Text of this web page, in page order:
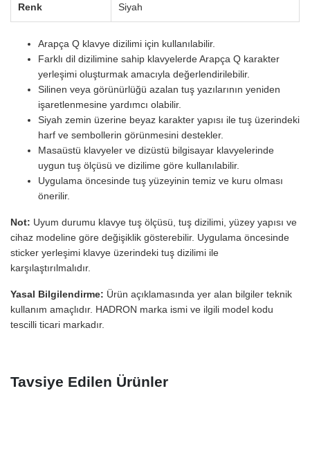
Renk Siyah
Arapça Q klavye dizilimi için kullanılabilir.
Farklı dil dizilimine sahip klavyelerde Arapça Q karakter
yerleşimi oluşturmak amacıyla değerlendirilebilir.
Silinen veya görünürlüğü azalan tuş yazılarının yeniden
işaretlenmesine yardımcı olabilir.
Siyah zemin üzerine beyaz karakter yapısı ile tuş üzerindeki
harf ve sembollerin görünmesini destekler.
Masaüstü klavyeler ve dizüstü bilgisayar klavyelerinde
uygun tuş ölçüsü ve dizilime göre kullanılabilir.
Uygulama öncesinde tuş yüzeyinin temiz ve kuru olması
önerilir.
Not: Uyum durumu klavye tuş ölçüsü, tuş dizilimi, yüzey yapısı ve
cihaz modeline göre değişiklik gösterebilir. Uygulama öncesinde
sticker yerleşimi klavye üzerindeki tuş dizilimi ile
karşılaştırılmalıdır.
Yasal Bilgilendirme: Ürün açıklamasında yer alan bilgiler teknik
kullanım amaçlıdır. HADRON marka ismi ve ilgili model kodu
tescilli ticari markadır.
Tavsiye Edilen Ürünler